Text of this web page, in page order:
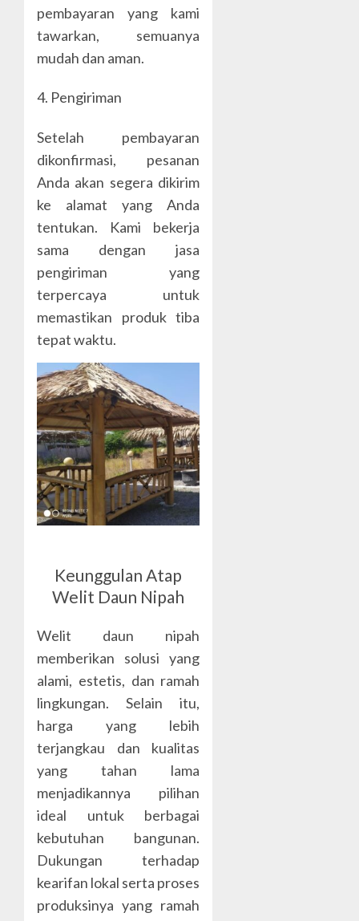
pembayaran yang kami
tawarkan, semuanya
mudah dan aman.
4. Pengiriman
Setelah pembayaran
dikonfirmasi, pesanan
Anda akan segera dikirim
ke alamat yang Anda
tentukan. Kami bekerja
sama dengan jasa
pengiriman yang
terpercaya untuk
memastikan produk tiba
tepat waktu.
Keunggulan Atap
Welit Daun Nipah
Welit daun nipah
memberikan solusi yang
alami, estetis, dan ramah
lingkungan. Selain itu,
harga yang lebih
terjangkau dan kualitas
yang tahan lama
menjadikannya pilihan
ideal untuk berbagai
kebutuhan bangunan.
Dukungan terhadap
kearifan lokal serta proses
produksinya yang ramah